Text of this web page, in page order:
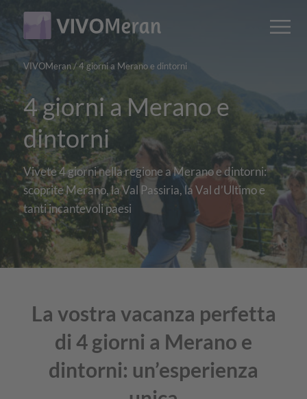
Main
content
Main
navigation
VIVOMeran/4 giorni a Merano e dintorni
4 giorni a Merano e
dintorni
Vivete 4 giorni nella regione a Merano e dintorni:
scoprite Merano, la Val Passiria, la Val d’Ultimo e
tanti incantevoli paesi
La vostra vacanza perfetta
di 4 giorni a Merano e
dintorni: un’esperienza